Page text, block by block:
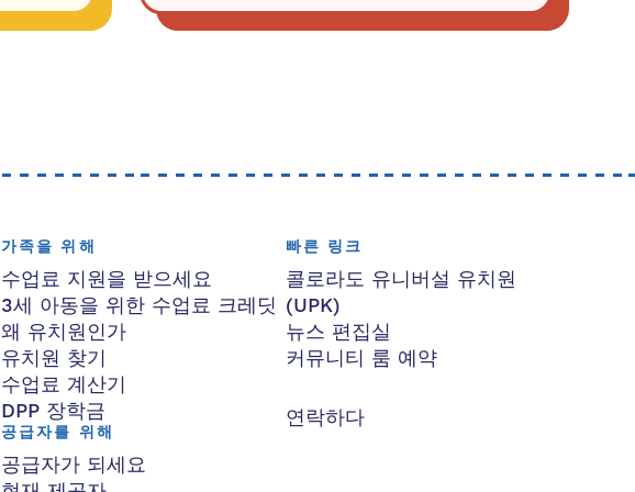
가족을 위해
수업료 지원을 받으세요
3세 아동을 위한 수업료 크레딧
왜 유치원인가
유치원 찾기
수업료 계산기
DPP 장학금
공급자를 위해
공급자가 되세요
빠른 링크
콜로라도 유니버설 유치원
(UPK)
뉴스 편집실
커뮤니티 룸 예약
연락하다